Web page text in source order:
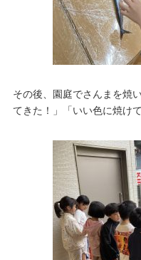
その後、園庭でさんまを焼
てきた！」「いい色に焼け